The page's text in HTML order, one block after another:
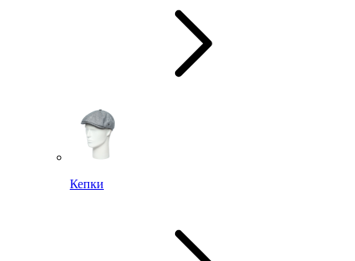
Кепки